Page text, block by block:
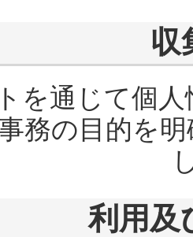
収
を通じて個
務の目的を
利用及